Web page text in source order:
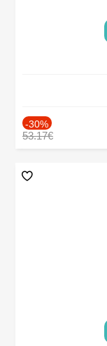
-30%
53.17€